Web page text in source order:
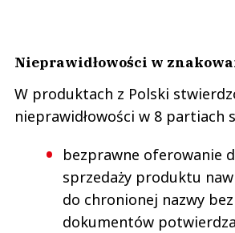
Nieprawidłowości w
W produktach z Polski
nieprawidłowości w 8 partiach
bezprawne oferowanie
sprzedaży produktu
do chronionej nazwy
dokumentów